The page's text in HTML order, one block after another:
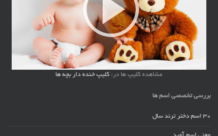
مشاهده کلیپ ها در: کلیپ خنده دار بچه ها
بررسی تخصصی اسم ها
30 اسم دختر ترند سال